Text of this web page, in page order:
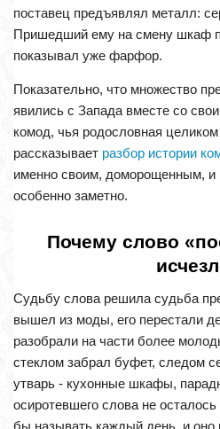
поставец предъявлял металл:
Пришедший ему на смену шкаф
показывал уже фарфор.
Показательно, что множество
явились с Запада вместе со
комод, чья родословная
рассказывает разбор истории
именно своим, доморощенным, и
особенно заметно.
Почему слово
Судьбу слова решила судьба
вышел из моды, его перестали
разобрали на части более
стеклом забрал буфет, следом
утварь - кухонные шкафы,
осиротевшего слова не
бы называть каждый день, и оно